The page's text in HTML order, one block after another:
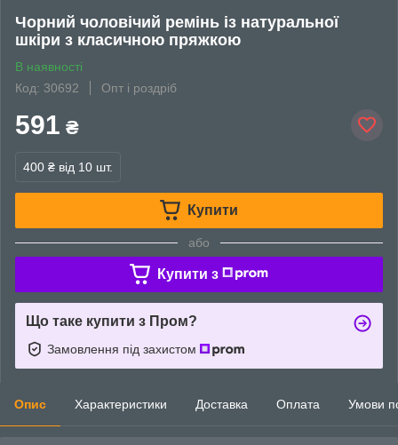
Чорний чоловічий ремінь із натуральної
шкіри з класичною пряжкою
В наявності
Код: 30692
Опт і роздріб
591 ₴
400 ₴ від 10 шт.
Купити
або
Купити з
Що таке купити з Пром?
Замовлення під захистом
Опис Характеристики Доставка Оплата Умови